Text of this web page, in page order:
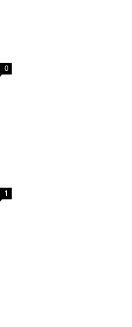
0
1